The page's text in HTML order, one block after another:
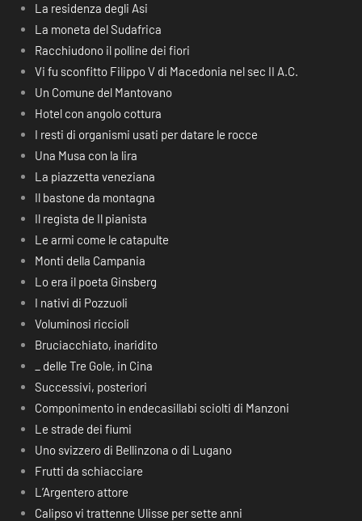
La residenza degli Asi
La moneta del Sudafrica
Racchiudono il polline dei fiori
Vi fu sconfitto Filippo V di Macedonia nel sec II A.C.
Un Comune del Mantovano
Hotel con angolo cottura
I resti di organismi usati per datare le rocce
Una Musa con la lira
La piazzetta veneziana
Il bastone da montagna
Il regista de Il pianista
Le armi come le catapulte
Monti della Campania
Lo era il poeta Ginsberg
I nativi di Pozzuoli
Voluminosi riccioli
Bruciacchiato, inaridito
_ delle Tre Gole, in Cina
Successivi, posteriori
Componimento in endecasillabi sciolti di Manzoni
Le strade dei fiumi
Uno svizzero di Bellinzona o di Lugano
Frutti da schiacciare
L’Argentero attore
Calipso vi trattenne Ulisse per sette anni